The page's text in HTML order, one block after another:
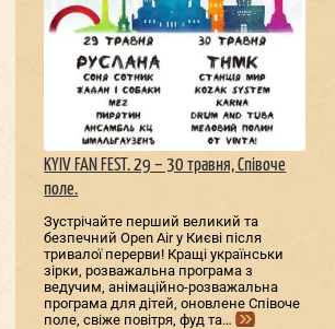
KYIV FAN FEST. 29 – 30 травня, Співоче
поле.
Зустрічайте перший великий та
безпечний Open Air у Києві після
тривалої перерви! Кращі українськи
зірки, розважальна програма з
ведучим, анімаційно-розважальна
програма для дітей, оновлене Співоче
поле, свіже повітря, фуд та…